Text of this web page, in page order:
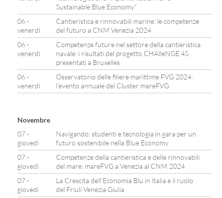
Sustainable Blue Economy”
06 -
venerdì
Cantieristica e rinnovabili marine: le competenze
del futuro a CNM Venezia 2024
06 -
venerdì
Competenze future nel settore della cantieristica
navale: i risultati del progetto CHAlleNGE 4S
presentati a Bruxelles
06 -
venerdì
Osservatorio delle filiere marittime FVG 2024:
l’evento annuale del Cluster mareFVG
Novembre
07 -
giovedì
Navigando: studenti e tecnologia in gara per un
futuro sostenibile nella Blue Economy
07 -
giovedì
Competenze della cantieristica e delle rinnovabili
del mare: mareFVG a Venezia al CNM 2024
07 -
giovedì
La Crescita dell’Economia Blu in Italia e il ruolo
del Friuli Venezia Giulia